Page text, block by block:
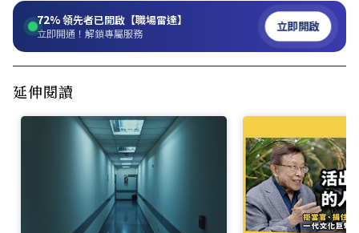
72%領先者已開啟【職場雷達】
立即開通！解鎖專屬服務 立即開啟
延伸閱讀